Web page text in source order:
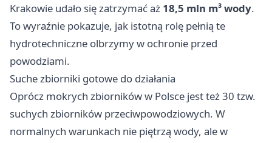
Krakowie udało się zatrzymać aż 18,5 mln m³ wody.
To wyraźnie pokazuje, jak istotną rolę pełnią te
hydrotechniczne olbrzymy w ochronie przed
powodziami.
Suche zbiorniki gotowe do działania
Oprócz mokrych zbiorników w Polsce jest też 30 tzw.
suchych zbiorników przeciwpowodziowych. W
normalnych warunkach nie piętrzą wody, ale w